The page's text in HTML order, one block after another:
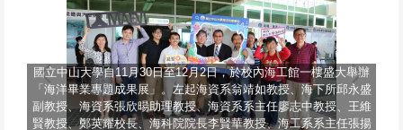
出版品
師生榮譽
國立中山大學自11月30日至12月2日，於校內海工館一樓盛大舉辦
「海洋畢業專題成果展」。左起海資系翁靖如教授、海下所邱永盛
副教授、海資系張欣暘助理教授、海資系系主任廖志中教授、王維
賢教授、鄭英耀校長、海科院院長李賢華教授、海工系系主任張揚